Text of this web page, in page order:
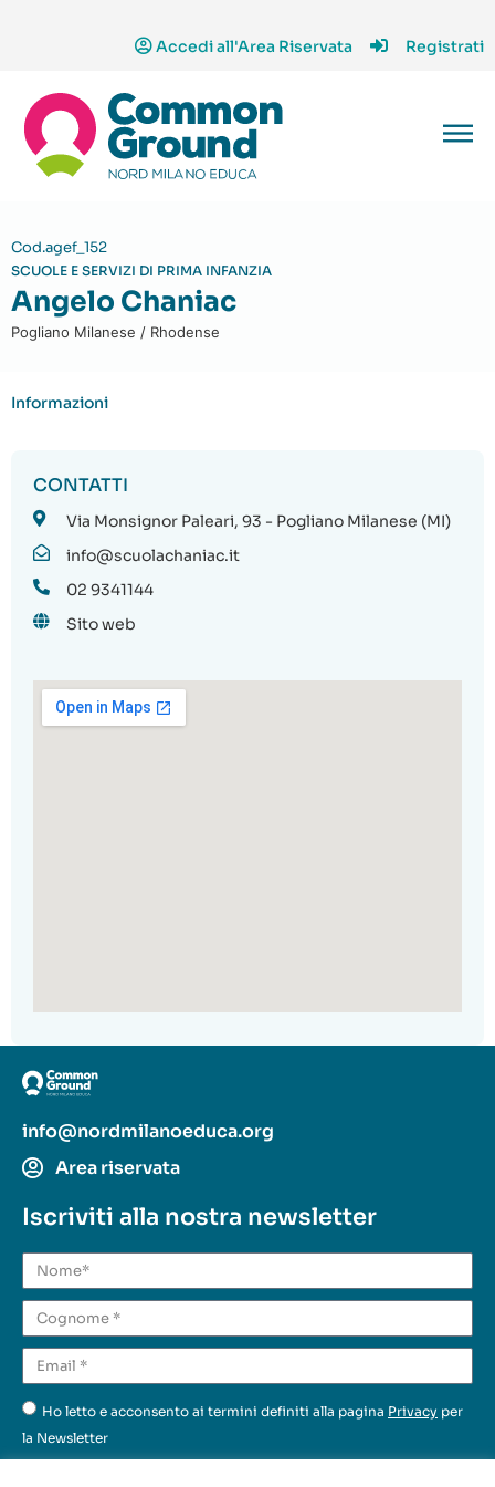
Accedi all'Area Riservata Registrati
Cod.agef_152
SCUOLE E SERVIZI DI PRIMA INFANZIA
Angelo Chaniac
Pogliano Milanese / Rhodense
Informazioni
CONTATTI
Via Monsignor Paleari, 93 - Pogliano Milanese (MI)
info@scuolachaniac.it
02 9341144
Sito web
info@nordmilanoeduca.org
Area riservata
Iscriviti alla nostra newsletter
Ho letto e acconsento ai termini definiti alla pagina Privacy per
la Newsletter